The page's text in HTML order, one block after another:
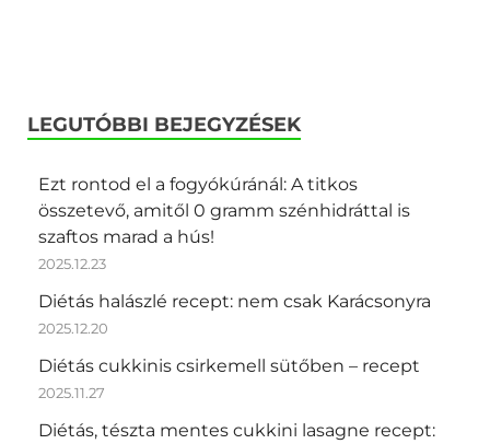
LEGUTÓBBI BEJEGYZÉSEK
Ezt rontod el a fogyókúránál: A titkos
összetevő, amitől 0 gramm szénhidráttal is
szaftos marad a hús!
2025.12.23
Diétás halászlé recept: nem csak Karácsonyra
2025.12.20
Diétás cukkinis csirkemell sütőben – recept
2025.11.27
Diétás, tészta mentes cukkini lasagne recept: